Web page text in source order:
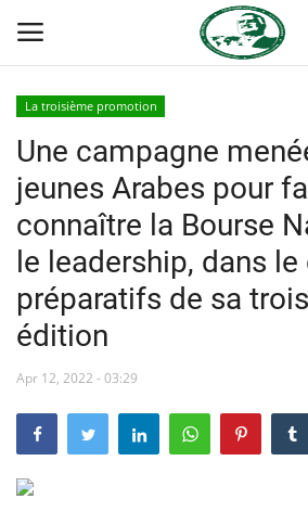
Accueil
Forum international Nasser
Terms & Conditions
Héritage de Gamal Abdel Nasser
La troisième promotion
Une campagne
jeunes Arabes pour
connaître la Bourse
le leadership, dans
préparatifs de sa
édition
Apr 12, 2022 - 03:29